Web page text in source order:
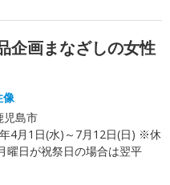
画まなざしの女性
像
児島市
4月1日(水)～7月12日(日) ※休
曜日が祝祭日の場合は翌平